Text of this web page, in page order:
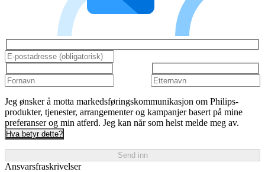
Jeg ønsker å motta markedsføringskommunikasjon om Philips-
produkter, tjenester, arrangementer og kampanjer basert på mine
preferanser og min atferd. Jeg kan når som helst melde meg av.
Hva betyr dette?
Send inn
Ansvarsfraskrivelser